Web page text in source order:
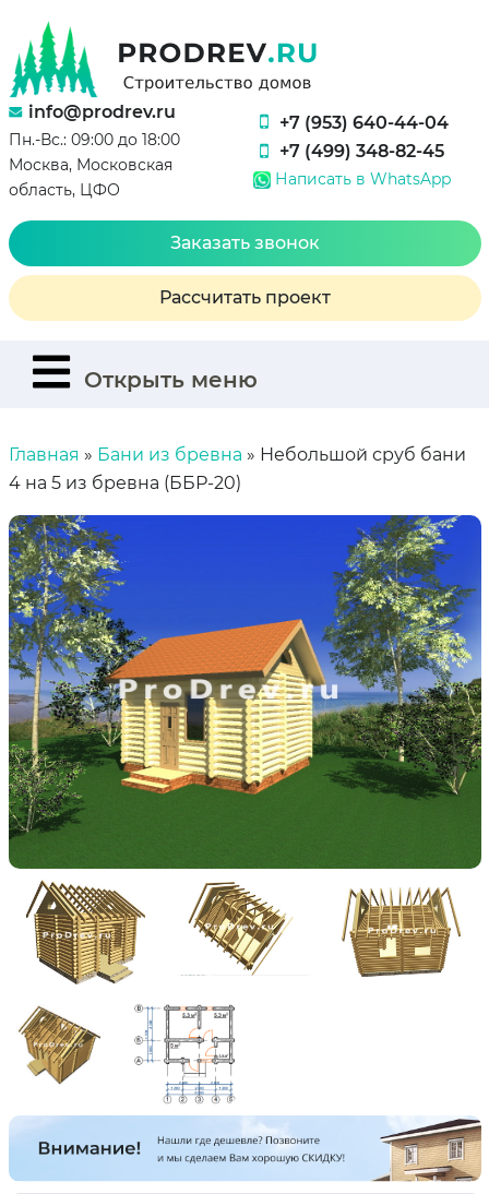
info@prodrev.ru
Пн.-Вс.: 09:00 до 18:00
Москва, Московская
область, ЦФО
+7 (953) 640-44-04
+7 (499) 348-82-45
Написать в WhatsApp
Заказать звонок
Рассчитать проект
Открыть меню
Главная » Бани из бревна » Небольшой сруб бани
4 на 5 из бревна (ББР-20)